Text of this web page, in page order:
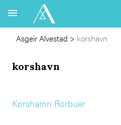
Asgeir Alvestad > korshavn
korshavn
Korshamn Rorbuer